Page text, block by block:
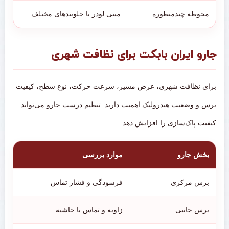
محوطه چندمنظوره مینی لودر با جلوبندهای مختلف
جارو ایران بابکت برای نظافت شهری
برای نظافت شهری، عرض مسیر، سرعت حرکت، نوع سطح، کیفیت
برس و وضعیت هیدرولیک اهمیت دارند. تنظیم درست جارو می‌تواند
کیفیت پاک‌سازی را افزایش دهد.
بخش جارو موارد بررسی
برس مرکزی فرسودگی و فشار تماس
برس جانبی زاویه و تماس با حاشیه